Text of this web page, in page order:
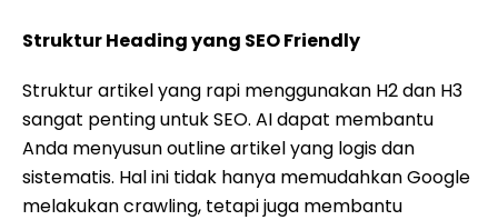
Struktur Heading yang SEO Friendly
Struktur artikel yang rapi menggunakan H2 dan H3
sangat penting untuk SEO. AI dapat membantu
Anda menyusun outline artikel yang logis dan
sistematis. Hal ini tidak hanya memudahkan Google
melakukan crawling, tetapi juga membantu